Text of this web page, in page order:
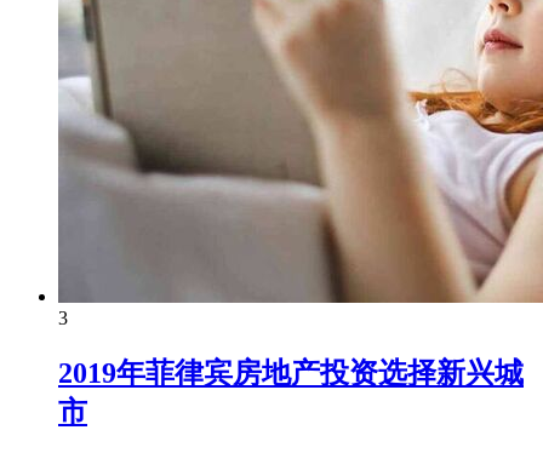
3
2019年菲律宾房地产投资选择新兴城
市